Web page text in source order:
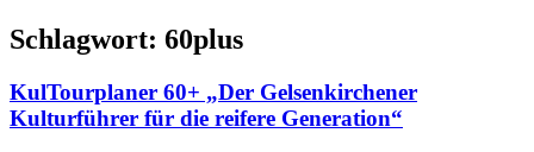
Schlagwort: 60plus
KulTourplaner 60+ „Der Gelsenkirchener
Kulturführer für die reifere Generation“